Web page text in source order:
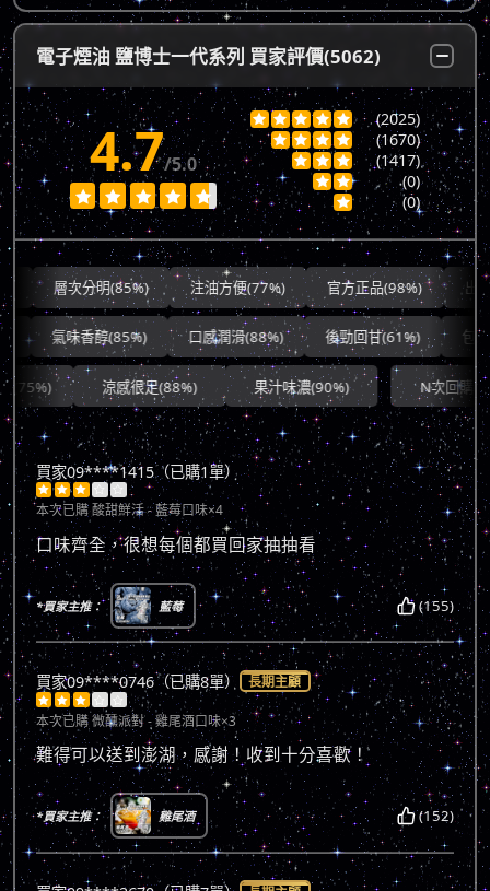
電子煙油 鹽博士一代系列 買家評價(5062)
4.7/5.0
    
     (2025)
    (1670)
   (1417)
  (0)
 (0)
層次分明(85%) 注油方便(77%) 官方正品(98%) 出貨快
氣味香醇(85%) 口感潤滑(88%) 後勁回甘(61%) 包裝完
涼感很足(88%) 果汁味濃(90%) N次回購(64%)
買家09****1415（已購1單）
    
本次已購酸甜鮮活 - 藍莓口味×4
口味齊全，很想每個都買回家抽抽看
*買家主推： 藍莓 (155)
買家09****0746（已購8單） 長期主顧
    
本次已購微醺派對 - 雞尾酒口味×3
難得可以送到澎湖，感謝！收到十分喜歡！
*買家主推： 雞尾酒 (152)